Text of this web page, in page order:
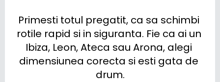
Primesti totul pregatit, ca sa schimbi
rotile rapid si in siguranta. Fie ca ai un
Ibiza, Leon, Ateca sau Arona, alegi
dimensiunea corecta si esti gata de
drum.